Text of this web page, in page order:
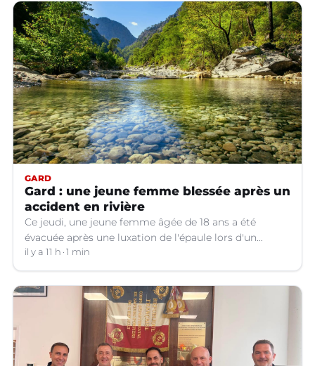
GARD
Gard : une jeune femme blessée après un
accident en rivière
Ce jeudi, une jeune femme âgée de 18 ans a été
évacuée après une luxation de l'épaule lors d'un
plongeon dans une rivière à Saint-André-de-
Valborgne (Gard).
il y a 11 h 1 min